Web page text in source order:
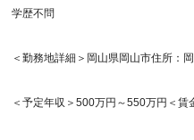
学歴不問
＜勤務地詳細＞岡山県岡山市住所：
＜予定年収＞500万円～550万円＜